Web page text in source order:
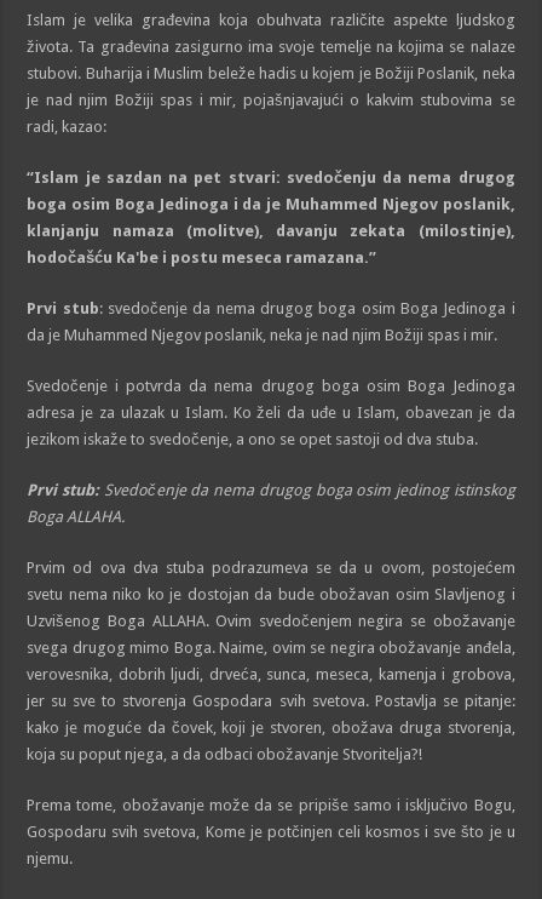
Islam je velika građevina koja obuhvata različite aspekte ljudskog
života. Ta građevina zasigurno ima svoje temelje na kojima se nalaze
stubovi. Buharija i Muslim beleže hadis u kojem je Božiji Poslanik, neka
je nad njim Božiji spas i mir, pojašnjavajući o kakvim stubovima se
radi, kazao:
“Islam je sazdan na pet stvari: svedočenju da nema drugog
boga osim Boga Jedinoga i da je Muhammed Njegov poslanik,
klanjanju namaza (molitve), davanju zekata (milostinje),
hodočašću Ka'be i postu meseca ramazana.”
Prvi stub: svedočenje da nema drugog boga osim Boga Jedinoga i
da je Muhammed Njegov poslanik, neka je nad njim Božiji spas i mir.
Svedočenje i potvrda da nema drugog boga osim Boga Jedinoga
adresa je za ulazak u Islam. Ko želi da uđe u Islam, obavezan je da
jezikom iskaže to svedočenje, a ono se opet sastoji od dva stuba.
Prvi stub: Svedočenje da nema drugog boga osim jedinog istinskog
Boga ALLAHA.
Prvim od ova dva stuba podrazumeva se da u ovom, postojećem
svetu nema niko ko je dostojan da bude obožavan osim Slavljenog i
Uzvišenog Boga ALLAHA. Ovim svedočenjem negira se obožavanje
svega drugog mimo Boga. Naime, ovim se negira obožavanje anđela,
verovesnika, dobrih ljudi, drveća, sunca, meseca, kamenja i grobova,
jer su sve to stvorenja Gospodara svih svetova. Postavlja se pitanje:
kako je moguće da čovek, koji je stvoren, obožava druga stvorenja,
koja su poput njega, a da odbaci obožavanje Stvoritelja?!
Prema tome, obožavanje može da se pripiše samo i isključivo Bogu,
Gospodaru svih svetova, Kome je potčinjen celi kosmos i sve što je u
njemu.